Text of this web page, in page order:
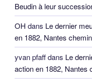
Beudin à leur
OH dans Le dernier
en 1882, Nantes
yvan pfaffdans Le
action en 1882, Nantes